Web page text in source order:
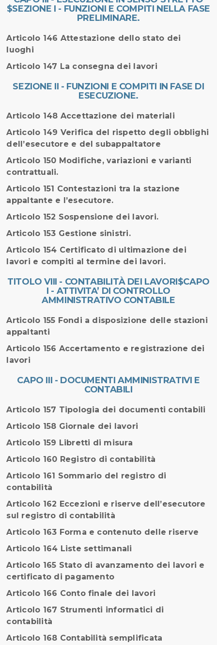
$SEZIONE I - FUNZIONI E COMPITI NELLA FASE
PRELIMINARE.
Articolo 146 Attestazione dello stato dei
luoghi
Articolo 147 La consegna dei lavori
SEZIONE II - FUNZIONI E COMPITI IN FASE DI
ESECUZIONE.
Articolo 148 Accettazione dei materiali
Articolo 149 Verifica del rispetto degli obblighi
dell’esecutore e del subappaltatore
Articolo 150 Modifiche, variazioni e varianti
contrattuali.
Articolo 151 Contestazioni tra la stazione
appaltante e l’esecutore.
Articolo 152 Sospensione dei lavori.
Articolo 153 Gestione sinistri.
Articolo 154 Certificato di ultimazione dei
lavori e compiti al termine dei lavori.
TITOLO VIII - CONTABILITÀ DEI LAVORI$CAPO
I - ATTIVITA’ DI CONTROLLO
AMMINISTRATIVO CONTABILE
Articolo 155 Fondi a disposizione delle stazioni
appaltanti
Articolo 156 Accertamento e registrazione dei
lavori
CAPO III - DOCUMENTI AMMINISTRATIVI E
CONTABILI
Articolo 157 Tipologia dei documenti contabili
Articolo 158 Giornale dei lavori
Articolo 159 Libretti di misura
Articolo 160 Registro di contabilità
Articolo 161 Sommario del registro di
contabilità
Articolo 162 Eccezioni e riserve dell’esecutore
sul registro di contabilità
Articolo 163 Forma e contenuto delle riserve
Articolo 164 Liste settimanali
Articolo 165 Stato di avanzamento dei lavori e
certificato di pagamento
Articolo 166 Conto finale dei lavori
Articolo 167 Strumenti informatici di
contabilità
Articolo 168 Contabilità semplificata